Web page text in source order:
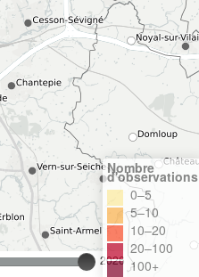
2026
Nombre
d'observations
0–5
5–10
10–20
20–100
100+